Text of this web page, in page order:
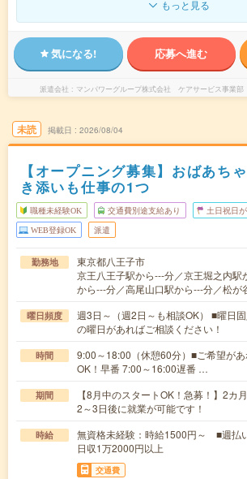
もっと見る
気になる! 応募へ進む
派遣会社 マンパワーグループ株式会社 ケアサービス事業部
未読 掲載日 2026/08/04
【オープニング募集】おばあち
き添いも仕事の1つ
職種未経験OK 交通費別途支給あり 土日祝日
WEB登録OK 派遣
勤務地
東京都八王子市
京王八王子駅から---分／京王堀之内駅
から---分／高尾山口駅から---分／松が
曜日頻度
週3日～（週2日～も相談OK） ■曜日
の曜日があればご相談ください！
時間
9:00～18:00（休憩60分）■ご希望が
OK！早番 7:00～16:00遅番 …
期間
【8月中のスタートOK！急募！】2
2～3日後に就業が可能です！
時給
無資格未経験：時給1500円～ ■週
日収1万2000円以上
交通費